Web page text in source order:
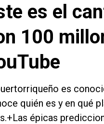
es el
100
es
quién es y en qué
épicas